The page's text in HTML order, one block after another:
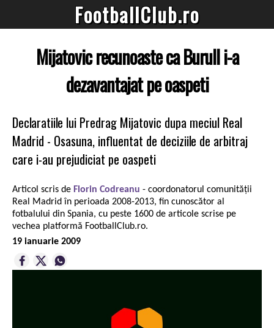
FootballClub.ro
Mijatovic recunoaste ca Burull i-a
dezavantajat pe oaspeti
Declaratiile lui Predrag Mijatovic dupa meciul Real
Madrid - Osasuna, influentat de deciziile de arbitraj
care i-au prejudiciat pe oaspeti
Articol scris de Florin Codreanu - coordonatorul comunității
Real Madrid în perioada 2008-2013, fin cunoscător al
fotbalului din Spania, cu peste 1600 de articole scrise pe
vechea platformă FootballClub.ro.
19 ianuarie 2009